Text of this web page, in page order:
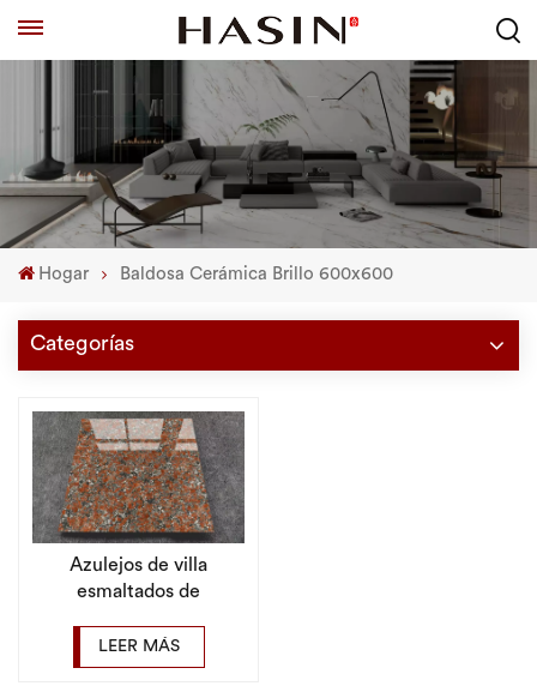
Hogar Baldosa Cerámica Brillo 600x600
Categorías
Azulejos de villa
esmaltados de
completo con
apariencia de mármol
LEER MÁS